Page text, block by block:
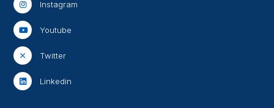
Instagram
Youtube
Twitter
Linkedin